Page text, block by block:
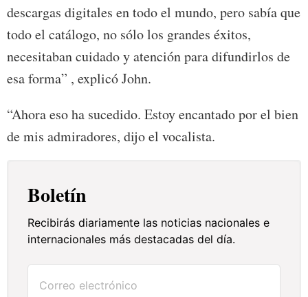
descargas digitales en todo el mundo, pero sabía que
todo el catálogo, no sólo los grandes éxitos,
necesitaban cuidado y atención para difundirlos de
esa forma” , explicó John.
“Ahora eso ha sucedido. Estoy encantado por el bien
de mis admiradores, dijo el vocalista.
Boletín
Recibirás diariamente las noticias nacionales e
internacionales más destacadas del día.